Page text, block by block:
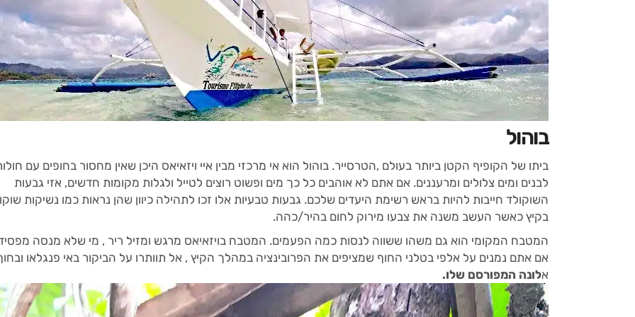
בוהול
ביתו של הקופיף הקטן ביותר בעולם ,הטרסייר. בוהול הוא אי מרכזי מבין איי ויזאיאס היכן שאין מחסור בחופים עם
לבנים ומים צלולים ומרעננים. אם אתם לא אוהבים כל כך מים ופשוט רוצים לטייל ולגלות מקומות חדשים, אזי גבעות
השוקולד חייבות להיות בראש רשימת היעדים שלכם. גבעות טבעיות אלו זכו לתהילה כיוון שהן נראות כמו נשיקות
בקיץ כאשר העשב משנה את צבעו מירוק לחום בהיר/כהה.
המטבח המקומי הוא גם משהו ששווה לנסות כמה הפעמים. המטבח בויזאיאס מרגש ומזיל ריר , מי שלא מנסה
אם אתם נמנים על אלפי בטלני החוף שמציפים את הפרובינציה במהלך הקיץ , אל תוותרו על הביקור באי פנגלאו
אלונה המפורסם שלו.